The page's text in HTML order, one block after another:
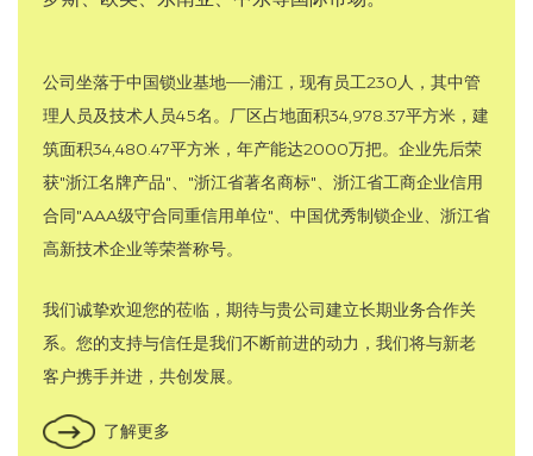
公司坐落于中国锁业基地——浦江，现有员工230人，其中管
理人员及技术人员45名。厂区占地面积34,978.37平方米，建
筑面积34,480.47平方米，年产能达2000万把。企业先后荣
获"浙江名牌产品"、"浙江省著名商标"、浙江省工商企业信用
合同"AAA级守合同重信用单位"、中国优秀制锁企业、浙江省
高新技术企业等荣誉称号。
我们诚挚欢迎您的莅临，期待与贵公司建立长期业务合作关
系。您的支持与信任是我们不断前进的动力，我们将与新老
客户携手并进，共创发展。
了解更多